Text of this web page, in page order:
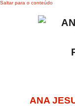
Saltar para o conteúdo
ANA